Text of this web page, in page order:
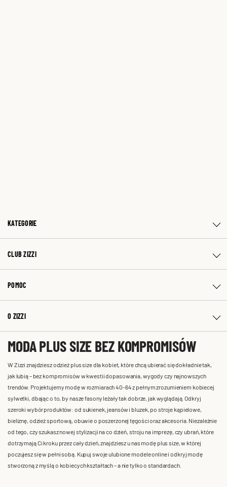
KATEGORIE
CLUB ZIZZI
POMOC
O ZIZZI
MODA PLUS SIZE BEZ KOMPROMISÓW
W Zizzi znajdziesz odzież plus size dla kobiet, które chcą ubierać się dokładnie tak,
jak lubią – bez kompromisów w kwestii dopasowania, wygody czy najnowszych
trendów. Projektujemy modę w rozmiarach 40-64 z pełnym zrozumieniem kobiecej
sylwetki, dbając o to, by nasze fasony leżały tak dobrze, jak wyglądają. Odkryj
szeroki wybór produktów: od sukienek, jeansów i bluzek, po stroje kąpielowe,
bieliznę, odzież sportową, obuwie o poszerzonej tęgości oraz akcesoria. Niezależnie
od tego, czy szukasz nowej stylizacji na co dzień, stroju na imprezę, czy ubrań, które
dotrzymają Ci kroku przez cały dzień, znajdziesz u nas modę plus size, w której
poczujesz się w pełni sobą. Kupuj swoje ulubione modele online i odkryj modę
stworzoną z myślą o kobiecych kształtach – a nie tylko o standardach.